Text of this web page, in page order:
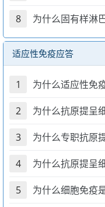
8 为什么固有样淋
适应性免疫应答
1 为什么适应性免
2 为什么抗原提呈
3 为什么专职抗原
4 为什么抗原提呈
5 为什么细胞免疫